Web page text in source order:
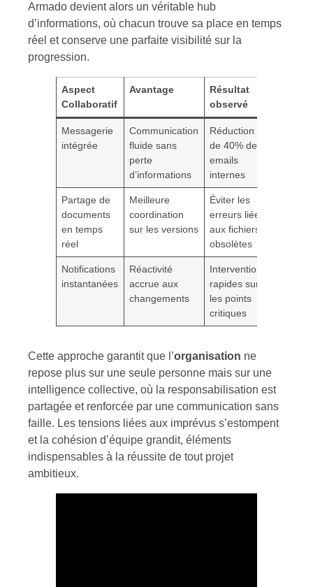
Armado devient alors un véritable hub
d’informations, où chacun trouve sa place en temps
réel et conserve une parfaite visibilité sur la
progression.
Aspect
Collaboratif
Avantage
Résultat
observé
Messagerie
intégrée
Communication
fluide sans
perte
d’informations
Réduction
de 40% des
emails
internes
Partage de
documents
en temps
réel
Meilleure
coordination
sur les versions
Éviter les
erreurs liées
aux fichiers
obsolètes
Notifications
instantanées
Réactivité
accrue aux
changements
Interventions
rapides sur
les points
critiques
Cette approche garantit que l’organisation ne
repose plus sur une seule personne mais sur une
intelligence collective, où la responsabilisation est
partagée et renforcée par une communication sans
faille. Les tensions liées aux imprévus s’estompent
et la cohésion d’équipe grandit, éléments
indispensables à la réussite de tout projet
ambitieux.